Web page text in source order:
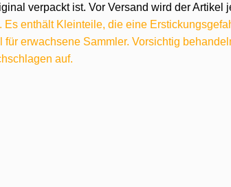
verpackt ist. Vor Versand wird der
enthält Kleinteile, die eine
erwachsene Sammler. Vorsichtig
auf.